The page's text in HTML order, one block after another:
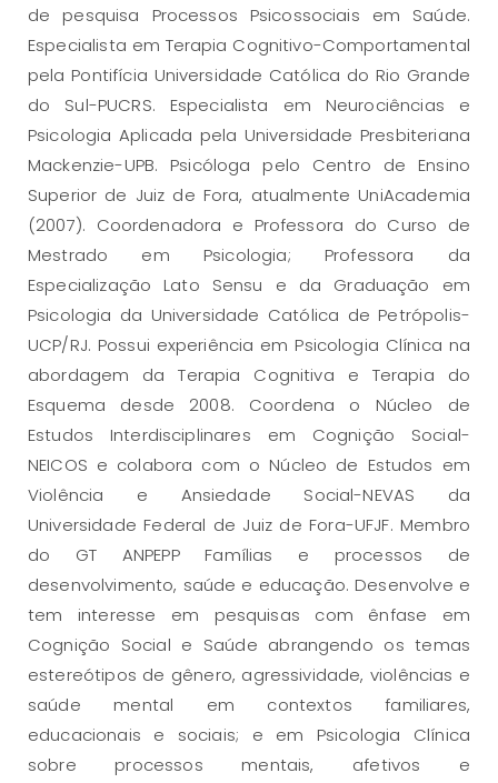
de pesquisa Processos Psicossociais em Saúde.
Especialista em Terapia Cognitivo-Comportamental
pela Pontifícia Universidade Católica do Rio Grande
do Sul-PUCRS. Especialista em Neurociências e
Psicologia Aplicada pela Universidade Presbiteriana
Mackenzie-UPB. Psicóloga pelo Centro de Ensino
Superior de Juiz de Fora, atualmente UniAcademia
(2007). Coordenadora e Professora do Curso de
Mestrado em Psicologia; Professora da
Especialização Lato Sensu e da Graduação em
Psicologia da Universidade Católica de Petrópolis-
UCP/RJ. Possui experiência em Psicologia Clínica na
abordagem da Terapia Cognitiva e Terapia do
Esquema desde 2008. Coordena o Núcleo de
Estudos Interdisciplinares em Cognição Social-
NEICOS e colabora com o Núcleo de Estudos em
Violência e Ansiedade Social-NEVAS da
Universidade Federal de Juiz de Fora-UFJF. Membro
do GT ANPEPP Famílias e processos de
desenvolvimento, saúde e educação. Desenvolve e
tem interesse em pesquisas com ênfase em
Cognição Social e Saúde abrangendo os temas
estereótipos de gênero, agressividade, violências e
saúde mental em contextos familiares,
educacionais e sociais; e em Psicologia Clínica
sobre processos mentais, afetivos e